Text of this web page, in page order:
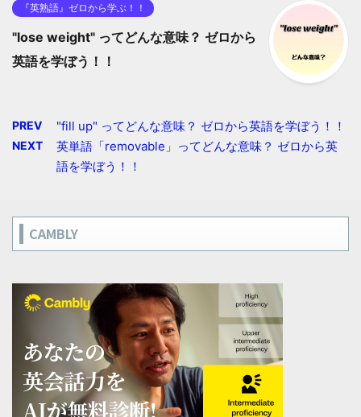
『英熟語』ゼロから学ぶ！！
"lose weight" ってどんな意味？ ゼロから
英語を学ぼう！！
PREV "fill up" ってどんな意味？ ゼロから英語を学ぼう！！
NEXT
英単語「removable」ってどんな意味？ ゼロから英
語を学ぼう！！
CAMBLY